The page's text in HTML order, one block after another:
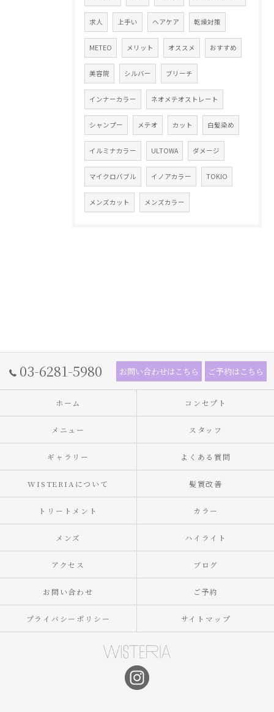
求人 上手い ヘアケア 乾燥対策
METEO メリット オススメ おすすめ
美容院 シルバー ブリーチ
インナーカラー ネオメテオストレート
シャンプー メテオ カット 白髪染め
イルミナカラー ULTOWA ダメージ
マイクロバブル イノアカラー TOKIO
メンズカット メンズカラー
03-6281-5980 お問い合わせはこちら ご予約はこちら
ホーム コンセプト
メニュー スタッフ
ギャラリー よくある質問
WISTERIAについて 髪質改善
トリートメント カラー
メンズ ハイライト
アクセス ブログ
お問い合わせ ご予約
プライバシーポリシー サイトマップ